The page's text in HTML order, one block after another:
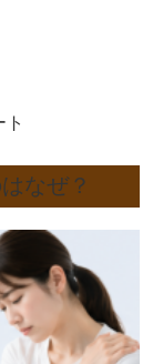
なぜ？